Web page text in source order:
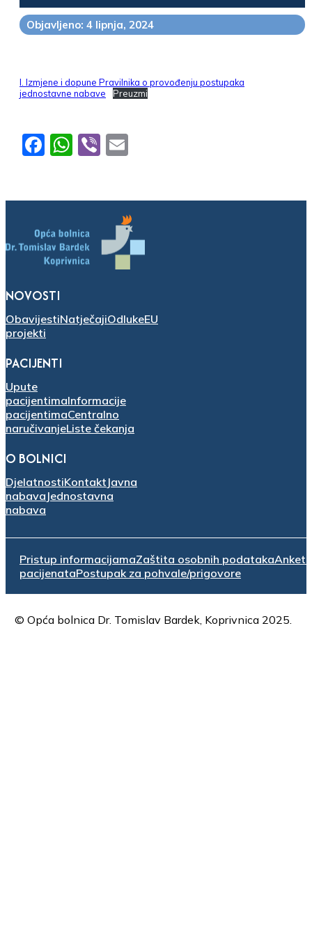
Objavljeno: 4 lipnja, 2024
I. Izmjene i dopune Pravilnika o provođenju postupaka
jednostavne nabave
Preuzmi
Facebook
WhatsApp
Viber
NOVOSTI
ObavijestiNatječajiOdlukeEU
projekti
PACIJENTI
Upute
pacijentimaInformacije
pacijentimaCentralno
naručivanjeListe čekanja
O BOLNICI
DjelatnostiKontakt Javna
nabava Jednostavna
nabava
Pristup informacijamaZaštita osobnih podatakaAnketa
pacijenataPostupak za pohvale/prigovore
© Opća bolnica Dr. Tomislav Bardek, Koprivnica 2025.